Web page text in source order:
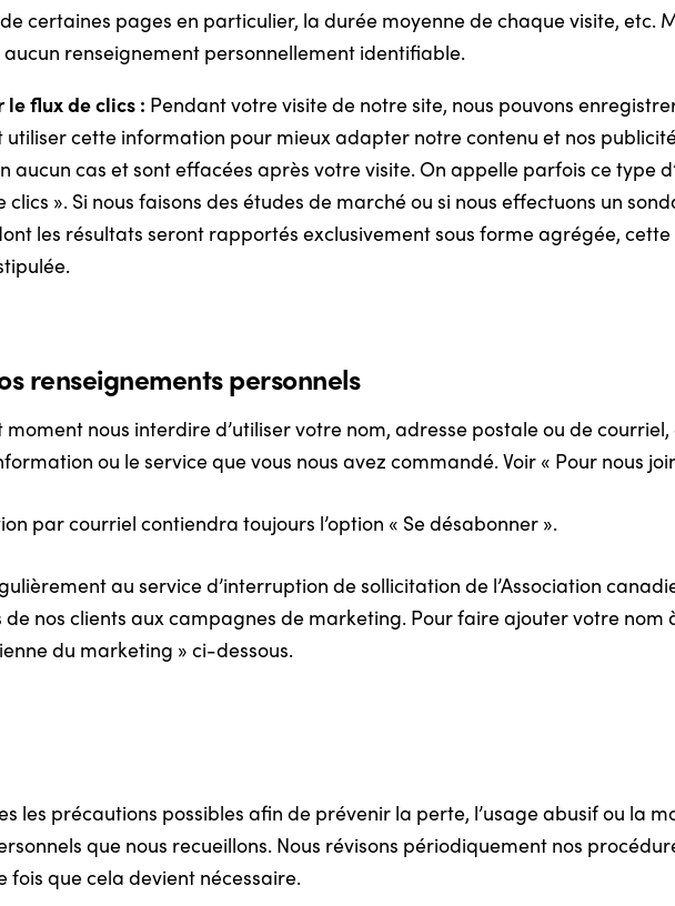
certaines pages en particulier, la durée moyenne de chaque visite, etc.
renseignement personnellement identifiable.
le flux de clics : Pendant votre visite de notre site, nous pouvons
cette information pour mieux adapter notre contenu et nos
aucun cas et sont effacées après votre visite. On appelle parfois ce type
clics ». Si nous faisons des études de marché ou si nous effectuons un
les résultats seront rapportés exclusivement sous forme agrégée,
renseignements personnels
moment nous interdire d’utiliser votre nom, adresse postale ou de
ou le service que vous nous avez commandé. Voir « Pour nous
par courriel contiendra toujours l’option « Se désabonner ».
au service d’interruption de sollicitation de l’Association
nos clients aux campagnes de marketing. Pour faire ajouter votre nom
du marketing » ci-dessous.
les précautions possibles afin de prévenir la perte, l’usage abusif ou la
que nous recueillons. Nous révisons périodiquement nos
fois que cela devient nécessaire.